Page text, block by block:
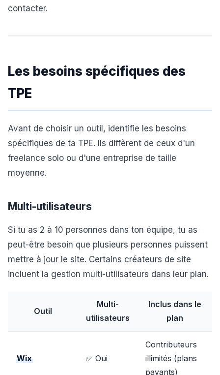
contacter.
Les besoins spécifiques des
TPE
Avant de choisir un outil, identifie les besoins
spécifiques de ta TPE. Ils diffèrent de ceux d'un
freelance solo ou d'une entreprise de taille
moyenne.
Multi-utilisateurs
Si tu as 2 à 10 personnes dans ton équipe, tu as
peut-être besoin que plusieurs personnes puissent
mettre à jour le site. Certains créateurs de site
incluent la gestion multi-utilisateurs dans leur plan.
Outil
Multi-
utilisateurs
Inclus dans le
plan
Wix ✅ Oui
Contributeurs
illimités (plans
payants)